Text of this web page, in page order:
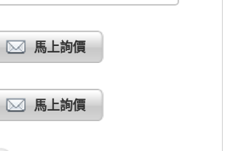
馬上詢價
馬上詢價